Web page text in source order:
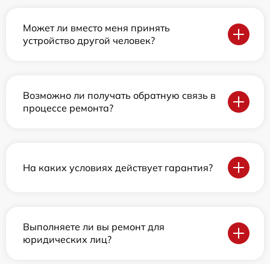
Может ли вместо меня принять
устройство другой человек?
Возможно ли получать обратную связь в
процессе ремонта?
На каких условиях действует гарантия?
Выполняете ли вы ремонт для
юридических лиц?